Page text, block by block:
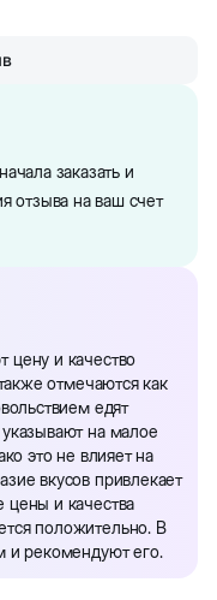
заказать и
отзыва на ваш счет
цену и качество
отмечаются как
едят
на малое
это не влияет на
вкусов привлекает
цены и качества
положительно. В
и рекомендуют его.